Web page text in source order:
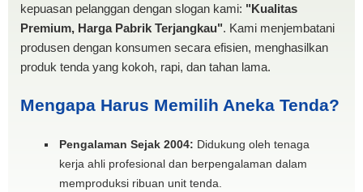
kepuasan pelanggan dengan slogan kami: "Kualitas
Premium, Harga Pabrik Terjangkau". Kami menjembatani
produsen dengan konsumen secara efisien, menghasilkan
produk tenda yang kokoh, rapi, dan tahan lama.
Mengapa Harus Memilih Aneka Tenda?
Pengalaman Sejak 2004: Didukung oleh tenaga
kerja ahli profesional dan berpengalaman dalam
memproduksi ribuan unit tenda.